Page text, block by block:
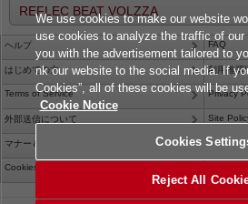
REFLEC BEAT VOLZZA
ヘルプ FAQ
はじめての方 利用推奨
Terms of Service Privacy
外部送信について Site
マナー＆ルール Contact
Cookies Settings
We use cookies to make our website
use cookies to analyze the traffic of our
you with the advertisement tailored to
nk our website to the social media. If
Cookies”, all of these cookies will be
Cookie Notice
Cookies
Reject All